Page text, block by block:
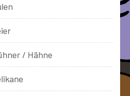
/ Hähne